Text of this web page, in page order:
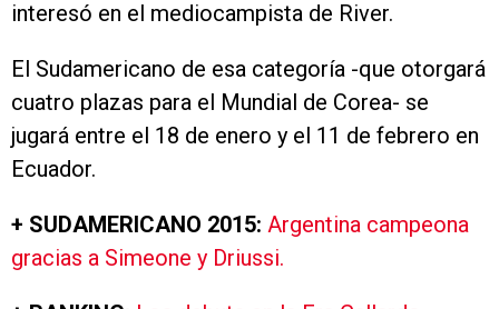
interesó en el mediocampista de River.
El Sudamericano de esa categoría -que otorgará
cuatro plazas para el Mundial de Corea- se
jugará entre el 18 de enero y el 11 de febrero en
Ecuador.
+ SUDAMERICANO 2015: Argentina campeona
gracias a Simeone y Driussi.